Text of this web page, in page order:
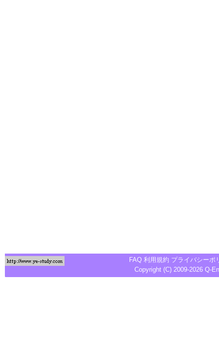
FAQ 利用規約 プライバシーポ
Copyright (C) 2009-2026 Q-